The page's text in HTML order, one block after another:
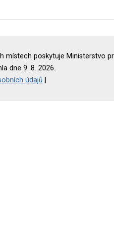
místech poskytuje Ministerstvo
dne 9. 8. 2026.
údajů